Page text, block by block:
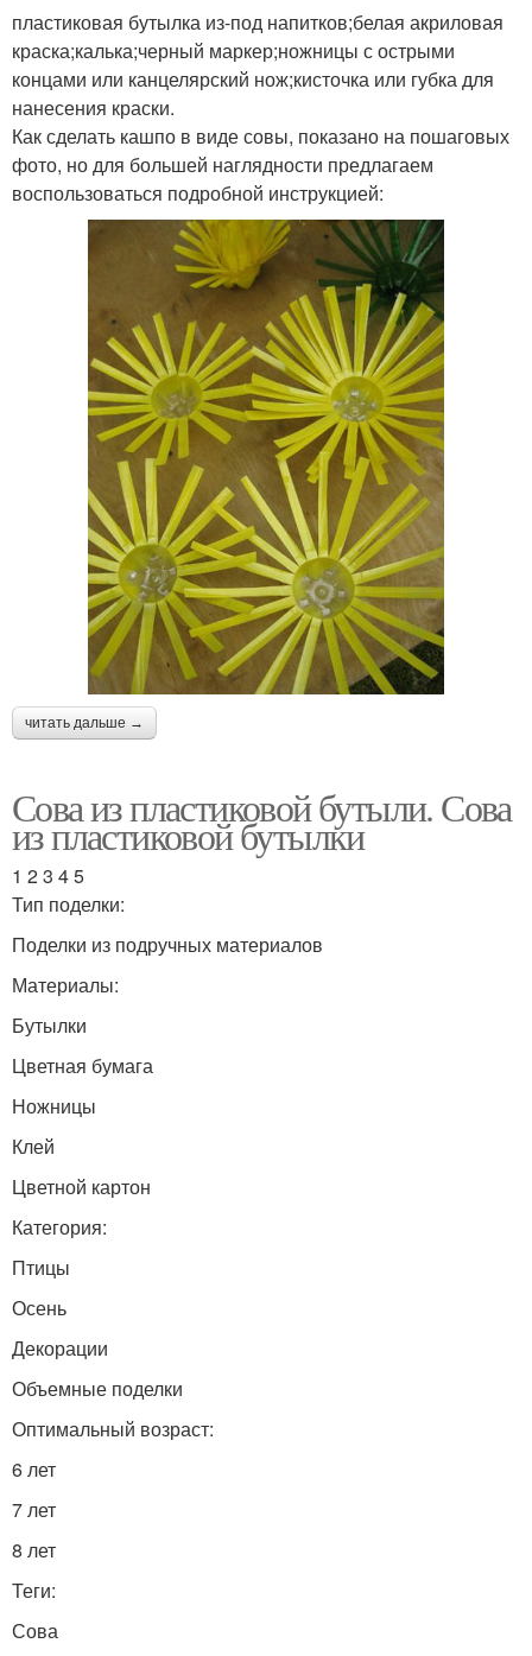
пластиковая бутылка из-под напитков;белая акриловая
краска;калька;черный маркер;ножницы с острыми
концами или канцелярский нож;кисточка или губка для
нанесения краски.
Как сделать кашпо в виде совы, показано на пошаговых
фото, но для большей наглядности предлагаем
воспользоваться подробной инструкцией:
читать дальше →
Сова из пластиковой бутыли. Сова
из пластиковой бутылки
1 2 3 4 5
Тип поделки:
Поделки из подручных материалов
Материалы:
Бутылки
Цветная бумага
Ножницы
Клей
Цветной картон
Категория:
Птицы
Осень
Декорации
Объемные поделки
Оптимальный возраст:
6 лет
7 лет
8 лет
Теги:
Сова